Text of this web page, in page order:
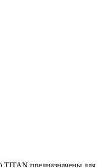
предназначены для